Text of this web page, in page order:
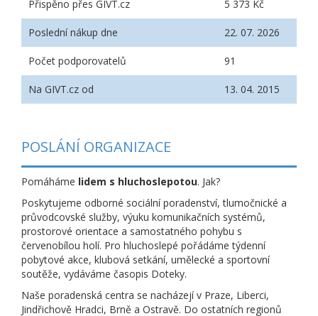
Přispěno přes GIVT.cz 5 373 Kč
Poslední nákup dne 22. 07. 2026
Počet podporovatelů 91
Na GIVT.cz od 13. 04. 2015
POSLÁNÍ ORGANIZACE
Pomáháme lidem s hluchoslepotou. Jak?
Poskytujeme odborné sociální poradenství, tlumočnické a
průvodcovské služby, výuku komunikačních systémů,
prostorové orientace a samostatného pohybu s
červenobílou holí. Pro hluchoslepé pořádáme týdenní
pobytové akce, klubová setkání, umělecké a sportovní
soutěže, vydáváme časopis Doteky.
Naše poradenská centra se nacházejí v Praze, Liberci,
Jindřichově Hradci, Brně a Ostravě. Do ostatních regionů